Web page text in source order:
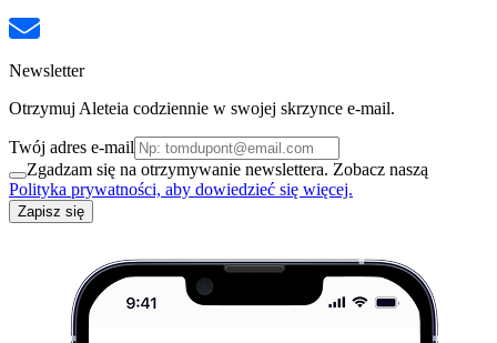
Newsletter
Otrzymuj Aleteia codziennie w swojej skrzynce e-mail.
Twój adres e-mail
Zgadzam się na otrzymywanie newslettera. Zobacz naszą
Polityka prywatności, aby dowiedzieć się więcej.
Zapisz się